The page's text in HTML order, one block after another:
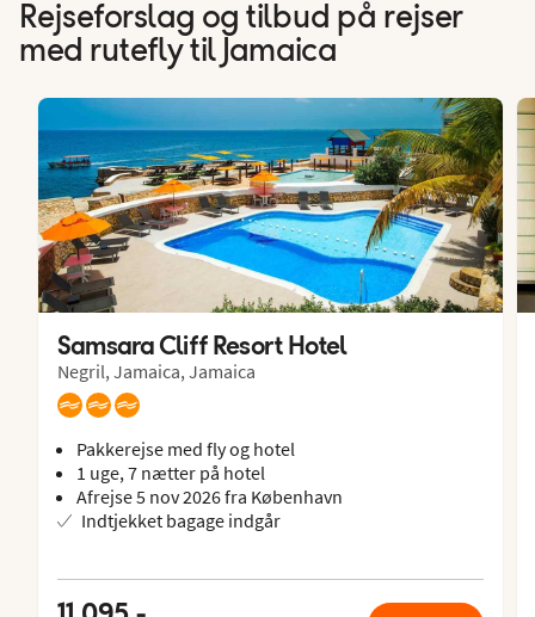
Rejseforslag og tilbud på rejser
med rutefly til Jamaica
Samsara Cliff Resort Hotel
Negril, Jamaica, Jamaica
Pakkerejse med fly og hotel
1 uge, 7 nætter på hotel
Afrejse 5 nov 2026 fra København
Indtjekket bagage indgår